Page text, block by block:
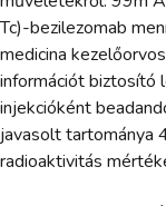
Tc)-bezilezomab
medicina
információt biztosító
injekcióként
javasolt tartománya
radioaktivitás